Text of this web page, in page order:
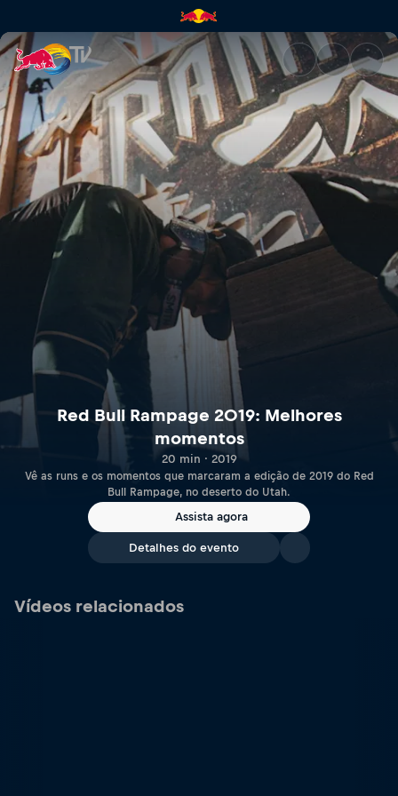
Red Bull Rampage 2019:
Red Bull Rampage 2019: Melhores
momentos
20 min · 2019
Vê as runs e os momentos que marcaram a edição de 2019 do Red
Bull Rampage, no deserto do Utah.
Assista agora
Detalhes do evento
Vídeos relacionados